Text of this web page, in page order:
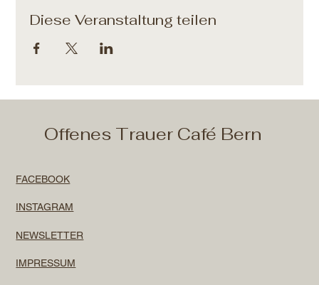
Diese Veranstaltung teilen
Offenes Trauer Café Bern
FACEBOOK
INSTAGRAM
NEWSLETTER
IMPRESSUM